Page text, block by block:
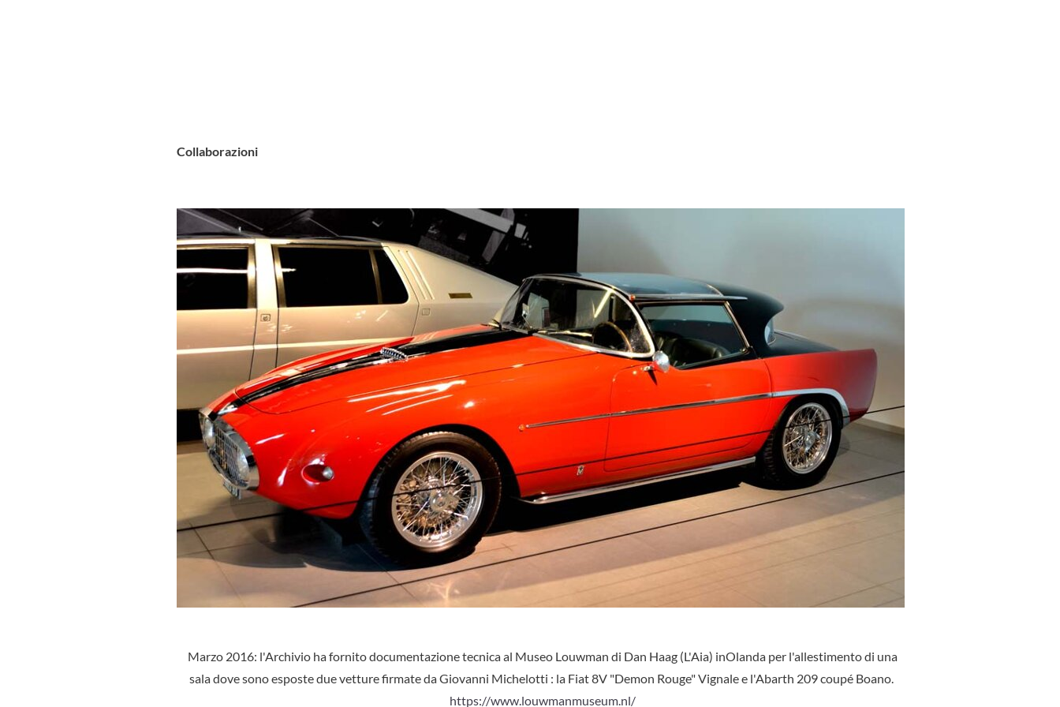
Collaborazioni
Marzo 2016: l'Archivio ha fornito documentazione tecnica al Museo Louwman di Dan Haag (L'Aia) inOlanda per l'allestimento di una
sala dove sono esposte due vetture firmate da Giovanni Michelotti : la Fiat 8V "Demon Rouge" Vignale e l'Abarth 209 coupé Boano.
https://www.louwmanmuseum.nl/